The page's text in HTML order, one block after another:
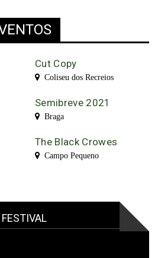
Cut Copy
Coliseu dos Recreios
Semibreve 2021
Braga
The Black Crowes
Campo Pequeno